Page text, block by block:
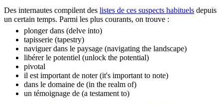
Des internautes compilent des listes de ces suspects habituels depuis
un certain temps. Parmi les plus courants, on trouve :
plonger dans (delve into)
tapisserie (tapestry)
naviguer dans le paysage (navigating the landscape)
libérer le potentiel (unlock the potential)
pivotal
il est important de noter (it's important to note)
dans le domaine de (in the realm of)
un témoignage de (a testament to)